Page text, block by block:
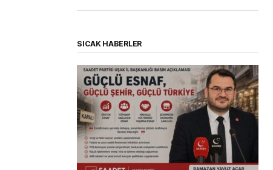
SICAK HABERLER
(başlıksız)